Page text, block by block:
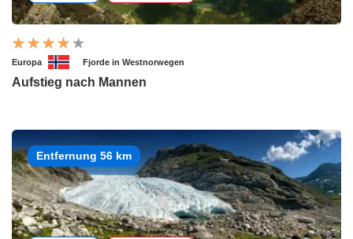
Europa Fjorde in Westnorwegen
Aufstieg nach Mannen
Entfernung 56 km